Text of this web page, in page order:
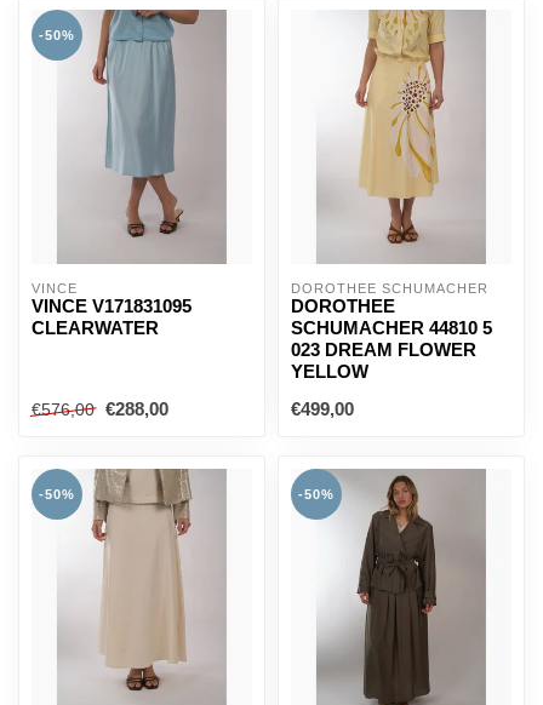
-50%
VINCE
VINCE V171831095
CLEARWATER
€576,00 €288,00
DOROTHEE SCHUMACHER
DOROTHEE
SCHUMACHER 44810 5
023 DREAM FLOWER
YELLOW
€499,00
-50% -50%